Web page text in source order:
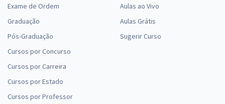
Exame de Ordem
Graduação
Pós-Graduação
Cursos por Concurso
Cursos por Carreira
Cursos por Estado
Cursos por Professor
Aulas ao Vivo
Aulas Grátis
Sugerir Curso